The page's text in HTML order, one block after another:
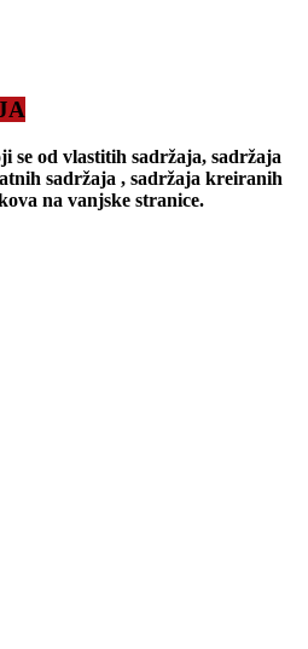
se od vlastitih sadržaja, sadržaja
sadržaja , sadržaja kreiranih
na vanjske stranice.